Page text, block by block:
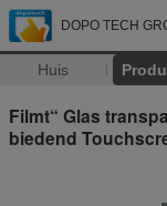
DOPO TECH
Huis
Filmt“ Glas
biedend